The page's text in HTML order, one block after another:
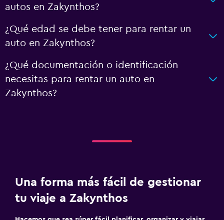
autos en Zakynthos?
¿Qué edad se debe tener para rentar un
auto en Zakynthos?
¿Qué documentación o identificación
necesitas para rentar un auto en
Zakynthos?
Una forma más fácil de gestionar
tu viaje a Zakynthos